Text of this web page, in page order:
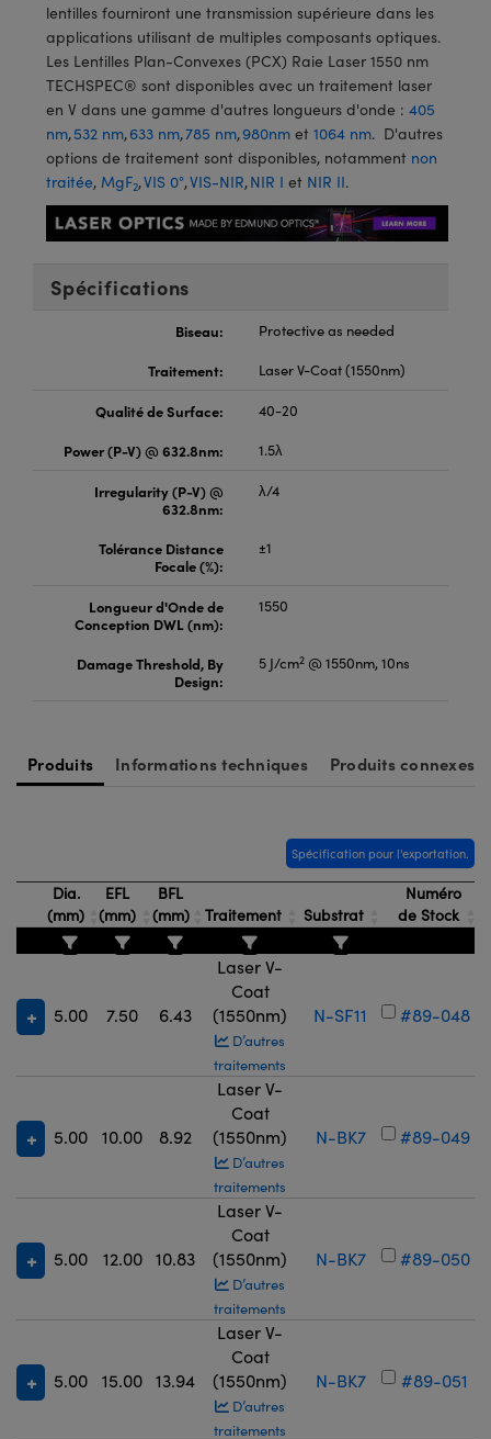
Gratings™
Optiques de SCHOTT
lentilles fourniront une transmission supérieure dans les
applications utilisant de multiples composants optiques.
Les Lentilles Plan-Convexes (PCX) Raie Laser 1550 nm
TECHSPEC® sont disponibles avec un traitement laser
en V dans une gamme d'autres longueurs d'onde : 405
nm,532 nm,633 nm,785 nm,980nm et 1064 nm. D'autres
options de traitement sont disponibles, notamment non
traitée, MgF2,VIS 0°,VIS-NIR,NIR I et NIR II.
Spécifications
Biseau:
Protective as needed
Traitement:
Laser V-Coat (1550nm)
Qualité de Surface:
40-20
Power (P-V) @ 632.8nm:
1.5λ
Irregularity (P-V) @
632.8nm:
λ/4
Tolérance Distance
Focale (%):
±1
Longueur d'Onde de
Conception DWL (nm):
1550
Damage Threshold, By
Design:
5 J/cm2@ 1550nm, 10ns
Produits Informations techniques Produits connexes
Spécification pour l'exportation.
Dia.
(mm)
EFL
(mm)
BFL
(mm)
Traitement Substrat
Numéro
de Stock
5.00 7.50 6.43
Laser V-
Coat
(1550nm)
D’autres
traitements
N-SF11 #89-048
5.00 10.00 8.92
Laser V-
Coat
(1550nm)
D’autres
traitements
N-BK7 #89-049
5.00 12.00 10.83
Laser V-
Coat
(1550nm)
D’autres
traitements
N-BK7 #89-050
5.00 15.00 13.94
Laser V-
Coat
(1550nm)
D’autres
traitements
N-BK7 #89-051